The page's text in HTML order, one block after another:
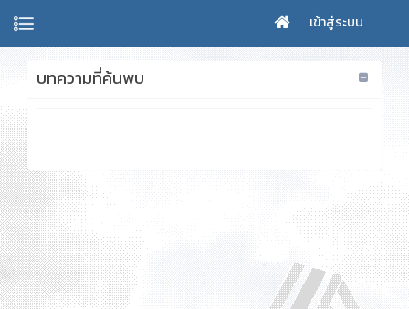
เข้าสู่ระบบ
บทความที่ค้นพบ